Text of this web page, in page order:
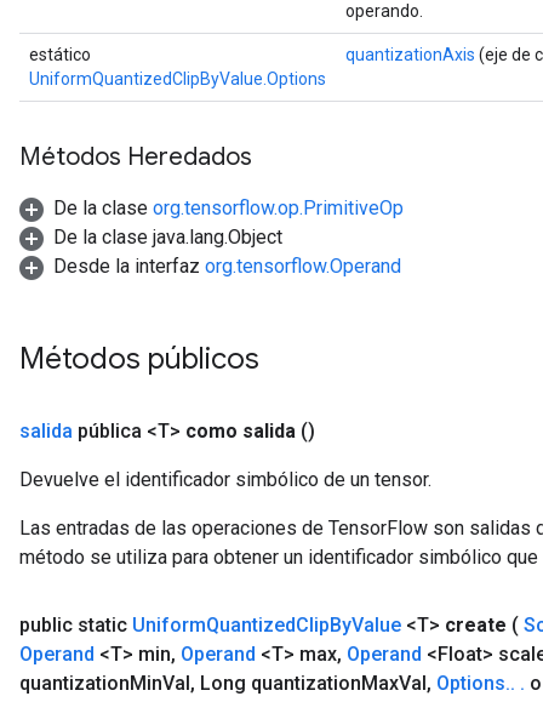
operando.
estático
UniformQuantizedClipByValue.Options
quantizationAxis (eje de
Métodos Heredados
De la clase org.tensorflow.op.PrimitiveOp
De la clase java.lang.Object
Desde la interfaz org.tensorflow.Operand
Métodos públicos
salida pública <T> como salida ()
Devuelve el identificador simbólico de un tensor.
Las entradas de las operaciones de TensorFlow son salidas
método se utiliza para obtener un identificador simbólico
public static UniformQuantizedClipByValue <T> create (
Operand <T> min, Operand <T> max, Operand <Float>
quantizationMinVal, Long quantizationMaxVal, Options.. .